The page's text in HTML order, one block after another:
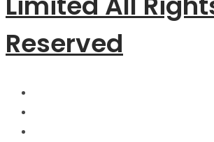
Reserved